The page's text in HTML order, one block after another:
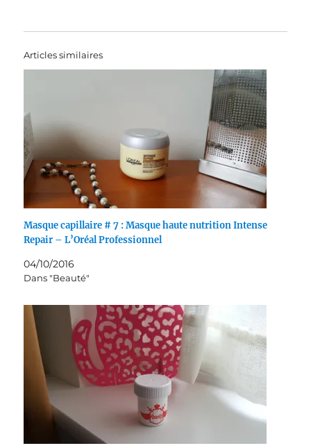
Articles similaires
Masque capillaire # 7 : Masque haute nutrition Intense
Repair – L’Oréal Professionnel
04/10/2016
Dans "Beauté"